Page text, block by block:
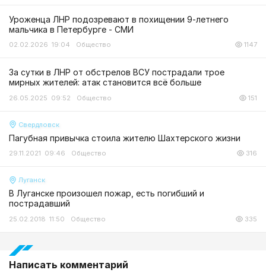
Уроженца ЛНР подозревают в похищении 9-летнего
мальчика в Петербурге - СМИ
02.02.2026 19:04 Общество 1147
За сутки в ЛНР от обстрелов ВСУ пострадали трое
мирных жителей: атак становится всё больше
26.05.2025 09:52 Общество 151
Свердловск
Пагубная привычка стоила жителю Шахтерского жизни
29.11.2021 09:46 Общество 316
Луганск
В Луганске произошел пожар, есть погибший и
пострадавший
25.02.2018 11:50 Общество 335
Написать комментарий